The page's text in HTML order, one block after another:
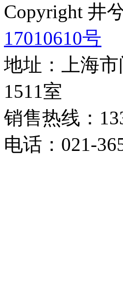
Copyright 井
17010610号
地址：上海
1511室
销售热线：
电话：021-